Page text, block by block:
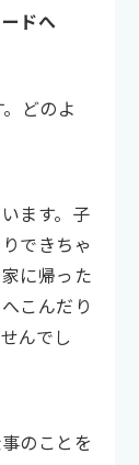
ドへ
どのよ
ます。子
できちゃ
に帰った
こんだり
んでし
のことを